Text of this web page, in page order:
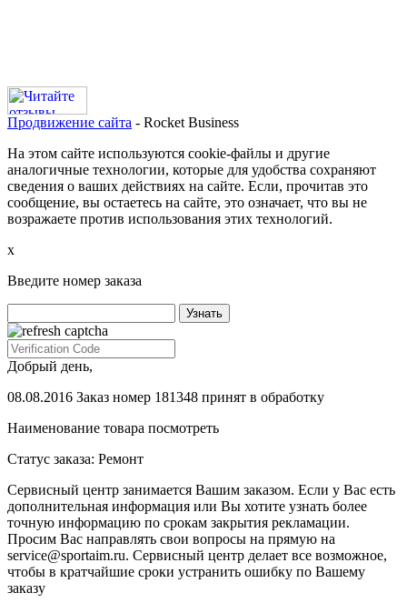
Продвижение сайта - Rocket Business
На этом сайте используются cookie-файлы и другие
аналогичные технологии, которые для удобства сохраняют
сведения о ваших действиях на сайте. Если, прочитав это
сообщение, вы остаетесь на сайте, это означает, что вы не
возражаете против использования этих технологий.
х
Введите номер заказа
Добрый день,
08.08.2016 Заказ номер 181348 принят в обработку
Наименование товара посмотреть
Статус заказа: Ремонт
Сервисный центр занимается Вашим заказом. Если у Вас есть
дополнительная информация или Вы хотите узнать более
точную информацию по срокам закрытия рекламации.
Просим Вас направлять свои вопросы на прямую на
service@sportaim.ru. Сервисный центр делает все возможное,
чтобы в кратчайшие сроки устранить ошибку по Вашему
заказу